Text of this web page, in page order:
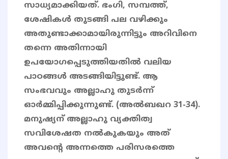
സാധ്യമാക്കിയത്. ഭംഗി, സമ്പത്ത്,
ശേഷികൾ തുടങ്ങി പല വഴിക്കും
അതുണ്ടാക്കാമായിരുന്നിട്ടും അറിവിനെ
തന്നെ അതിന്നായി
ഉപയോഗപ്പെടുത്തിയതിൽ വലിയ
പാഠങ്ങൾ അടങ്ങിയിട്ടുണ്ട്. ആ
സംഭവവും അല്ലാഹു തുടർന്ന്
ഓർമ്മിപ്പിക്കുന്നുണ്ട്. (അൽബഖറ 31-34).
മനുഷ്യന് അല്ലാഹു വ്യക്തിത്വ
സവിശേഷത നൽകുകയും അത്
അവന്റെ അന്നത്തെ പരിസരത്തെ